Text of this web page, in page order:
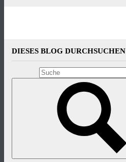
DIESES BLOG DURCHSUCHEN